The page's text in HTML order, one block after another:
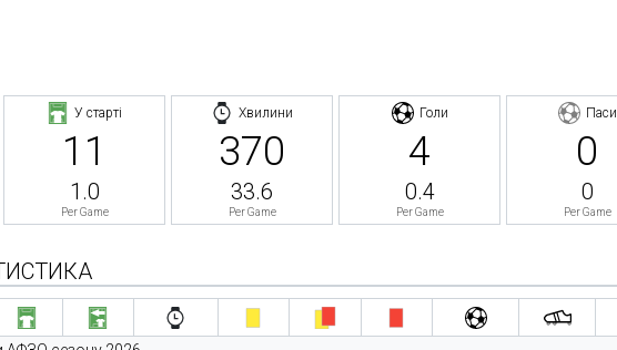
У старті
11
1.0
Per Game
Хвилини
370
33.6
Per Game
Голи
4
0.4
Per Game
Паси
0
0
Per Game